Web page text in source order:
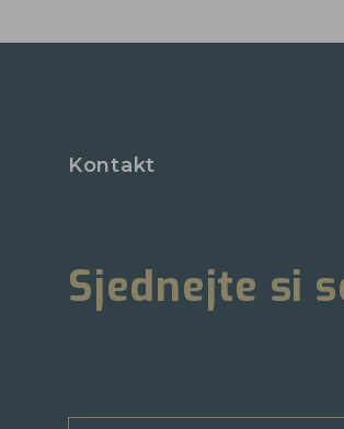
Kontakt
Sjednejte si